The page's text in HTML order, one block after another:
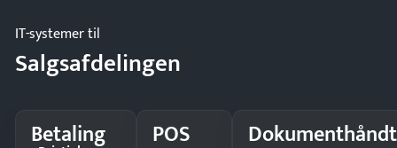
IT-systemer til
Salgsafdelingen
Betaling POS